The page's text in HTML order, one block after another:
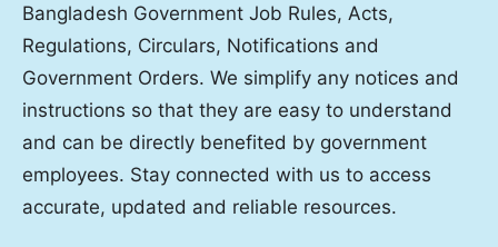
Bangladesh Government Job Rules, Acts,
Regulations, Circulars, Notifications and
Government Orders. We simplify any notices and
instructions so that they are easy to understand
and can be directly benefited by government
employees. Stay connected with us to access
accurate, updated and reliable resources.